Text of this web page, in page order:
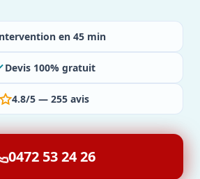
en 45 min
Devis 100% gratuit
4.8/5 — 255 avis
0472 53 24 26